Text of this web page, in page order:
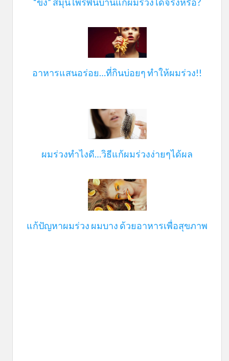
อาหารแสนอร่อย…ที่กินบ่อยๆ ทำให้ผมร่วง!!
ผมร่วงทำไงดี…วิธีแก้ผมร่วงง่ายๆได้ผล
แก้ปัญหาผมร่วง ผมบาง ด้วยอาหารเพื่อสุขภาพ